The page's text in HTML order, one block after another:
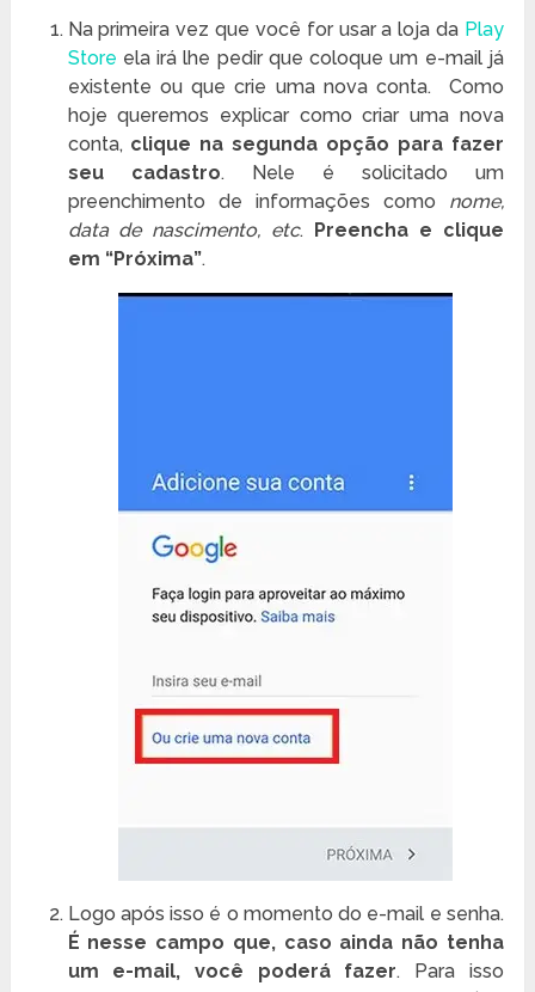
Na primeira vez que você for usar a loja da Play
Store ela irá lhe pedir que coloque um e-mail já
existente ou que crie uma nova conta. Como
hoje queremos explicar como criar uma nova
conta, clique na segunda opção para fazer
seu cadastro. Nele é solicitado um
preenchimento de informações como nome,
data de nascimento, etc.
Preencha e clique
em “Próxima”.
Logo após isso é o momento do e-mail e senha.
É nesse campo que, caso ainda não tenha
um e-mail, você poderá fazer. Para isso